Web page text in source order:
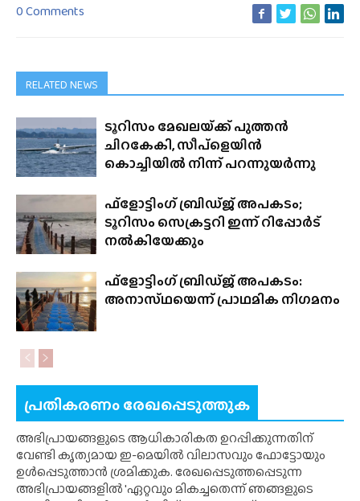
0 Comments
RELATED NEWS
ടൂറിസം മേഖലയ്‌ക്ക്‌ പുത്തൻ
ചിറകേകി, സീപ്‌ളെയിൻ
കൊച്ചിയിൽ നിന്ന് പറന്നുയർന്നു
ഫ്‌ളോട്ടിംഗ് ബ്രിഡ്‌ജ്‌ അപകടം;
ടൂറിസം സെക്രട്ടറി ഇന്ന് റിപ്പോർട്
നൽകിയേക്കും
ഫ്‌ളോട്ടിംഗ് ബ്രിഡ്‌ജ് അപകടം:
അനാസ്‌ഥയെന്ന് പ്രാഥമിക നിഗമനം
പ്രതികരണം രേഖപ്പെടുത്തുക
അഭിപ്രായങ്ങളുടെ ആധികാരികത ഉറപ്പിക്കുന്നതിന്
വേണ്ടി കൃത്യമായ ഇ-മെയിൽ വിലാസവും ഫോട്ടോയും
ഉൾപ്പെടുത്താൻ ശ്രമിക്കുക. രേഖപ്പെടുത്തപ്പെടുന്ന
അഭിപ്രായങ്ങളിൽ 'ഏറ്റവും മികച്ചതെന്ന് ഞങ്ങളുടെ